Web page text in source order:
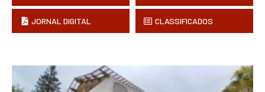
JORNAL DIGITAL CLASSIFICADOS